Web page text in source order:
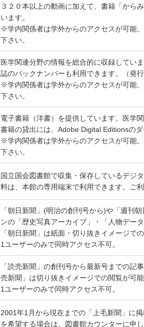
３２０本以上の動画に加えて、書籍「から
います。
※学内関係者は学外からのアクセスが可能
下さい。
医学関連分野の情報を総合的に収録してい
誌のバックナンバーも利用できます。（発
※学内関係者は学外からのアクセスが可能
下さい。
電子書籍（洋書）を提供しています。医学
書籍の貸出には、Adobe Digital Editionsのダ
※学内関係者は学外からのアクセスが可能
下さい。
国立国会図書館で収集・保存しているデジ
料は、本館の専用端末で利用できます。ご
「朝日新聞」(明治の創刊号から)や「週刊
ンの「歴史写真アーカイブ」・「人物デー
「朝日新聞」は紙面・切り抜きイメージで
1ユーザーのみで同時アクセス不可。
「読売新聞」の創刊号から最新号までの記
売新聞」は切り抜きイメージでの閲覧が可
1ユーザーのみで同時アクセス不可。
2001年1月から現在までの「上毛新聞」に
を希望する場合は、図書館カウンターに申し